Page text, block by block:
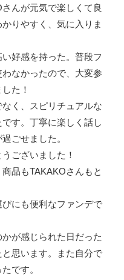
んが元気で楽しくて良
りやすく、気に入りま
好感を持った。普段フ
なかったので、大変参
た！
く、スピリチュアルな
す。丁寧に楽しく話し
ごせました。
ございました！
品もTAKAKOさんもと
びにも便利なファンデで
が感じられた日だった
思います。また自分で
です。